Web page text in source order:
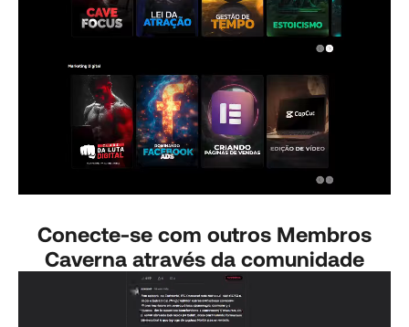
Conecte-se com outros Membros
Caverna através da comunidade